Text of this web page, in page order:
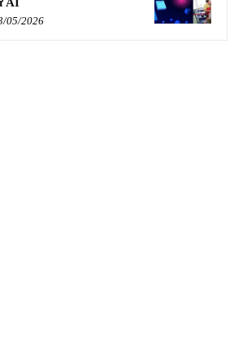
05/2026